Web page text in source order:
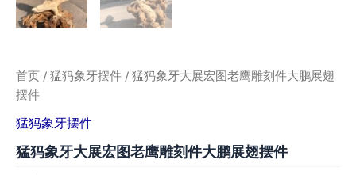
首页 / 猛犸象牙摆件 / 猛犸象牙大展宏图老鹰雕刻件大鹏展翅
摆件
猛犸象牙摆件
猛犸象牙大展宏图老鹰雕刻件大鹏展翅摆件